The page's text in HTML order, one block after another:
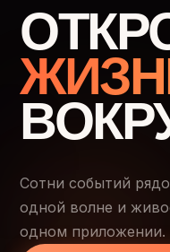
Сотни событий
одной волне и
одном